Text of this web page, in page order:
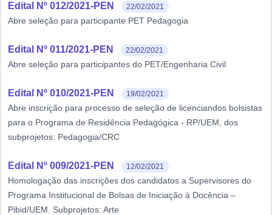
Edital Nº 012/2021-PEN 22/02/2021
Abre seleção para participante PET Pedagogia
Edital Nº 011/2021-PEN 22/02/2021
Abre seleção para participantes do PET/Engenharia Civil
Edital Nº 010/2021-PEN 19/02/2021
Abre inscrição para processo de seleção de licenciandos bolsistas
para o Programa de Residência Pedagógica - RP/UEM, dos
subprojetos: Pedagogia/CRC
Edital Nº 009/2021-PEN 12/02/2021
Homologação das inscrições dos candidatos a Supervisores do
Programa Institucional de Bolsas de Iniciação à Docência –
Pibid/UEM. Subprojetos: Arte